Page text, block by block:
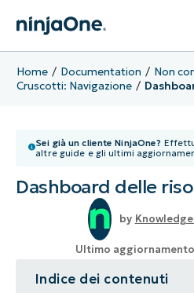
Home Documentation
Non
Cruscotti: Navigazione
Sei già un cliente NinjaOne?
altre guide e gli ultimi
Dashboard delle
Ultimo
Indice dei contenuti